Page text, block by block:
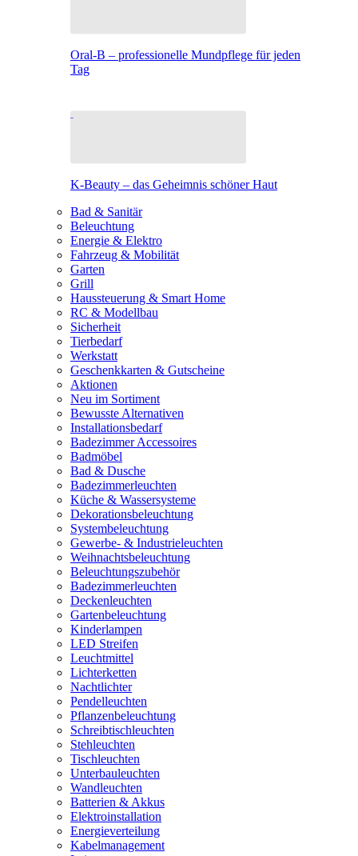
Oral-B – professionelle Mundpflege für jeden
Tag
K-Beauty – das Geheimnis schöner Haut
Bad & Sanitär
Beleuchtung
Energie & Elektro
Fahrzeug & Mobilität
Garten
Grill
Haussteuerung & Smart Home
RC & Modellbau
Sicherheit
Tierbedarf
Werkstatt
Geschenkkarten & Gutscheine
Aktionen
Neu im Sortiment
Bewusste Alternativen
Installationsbedarf
Badezimmer Accessoires
Badmöbel
Bad & Dusche
Badezimmerleuchten
Küche & Wassersysteme
Dekorationsbeleuchtung
Systembeleuchtung
Gewerbe- & Industrieleuchten
Weihnachtsbeleuchtung
Beleuchtungszubehör
Badezimmerleuchten
Deckenleuchten
Gartenbeleuchtung
Kinderlampen
LED Streifen
Leuchtmittel
Lichterketten
Nachtlichter
Pendelleuchten
Pflanzenbeleuchtung
Schreibtischleuchten
Stehleuchten
Tischleuchten
Unterbauleuchten
Wandleuchten
Batterien & Akkus
Elektroinstallation
Energieverteilung
Kabelmanagement